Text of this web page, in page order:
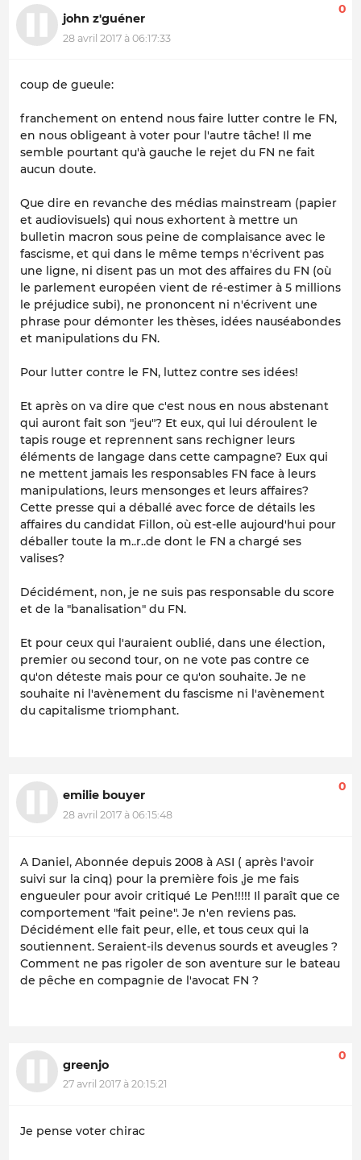
john z'guéner
28 avril 2017 à 06:17:33
0
coup de gueule:
franchement on entend nous faire lutter contre le FN,
en nous obligeant à voter pour l'autre tâche! Il me
semble pourtant qu'à gauche le rejet du FN ne fait
aucun doute.
Que dire en revanche des médias mainstream (papier
et audiovisuels) qui nous exhortent à mettre un
bulletin macron sous peine de complaisance avec le
fascisme, et qui dans le même temps n'écrivent pas
une ligne, ni disent pas un mot des affaires du FN (où
le parlement européen vient de ré-estimer à 5 millions
le préjudice subi), ne prononcent ni n'écrivent une
phrase pour démonter les thèses, idées nauséabondes
et manipulations du FN.
Pour lutter contre le FN, luttez contre ses idées!
Et après on va dire que c'est nous en nous abstenant
qui auront fait son "jeu"? Et eux, qui lui déroulent le
tapis rouge et reprennent sans rechigner leurs
éléments de langage dans cette campagne? Eux qui
ne mettent jamais les responsables FN face à leurs
manipulations, leurs mensonges et leurs affaires?
Cette presse qui a déballé avec force de détails les
affaires du candidat Fillon, où est-elle aujourd'hui pour
déballer toute la m..r..de dont le FN a chargé ses
valises?
Décidément, non, je ne suis pas responsable du score
et de la "banalisation" du FN.
Et pour ceux qui l'auraient oublié, dans une élection,
premier ou second tour, on ne vote pas contre ce
qu'on déteste mais pour ce qu'on souhaite. Je ne
souhaite ni l'avènement du fascisme ni l'avènement
du capitalisme triomphant.
emilie bouyer
28 avril 2017 à 06:15:48
0
A Daniel, Abonnée depuis 2008 à ASI ( après l'avoir
suivi sur la cinq) pour la première fois ,je me fais
engueuler pour avoir critiqué Le Pen!!!!! Il paraît que ce
comportement "fait peine". Je n'en reviens pas.
Décidément elle fait peur, elle, et tous ceux qui la
soutiennent. Seraient-ils devenus sourds et aveugles ?
Comment ne pas rigoler de son aventure sur le bateau
de pêche en compagnie de l'avocat FN ?
greenjo
27 avril 2017 à 20:15:21
0
Je pense voter chirac